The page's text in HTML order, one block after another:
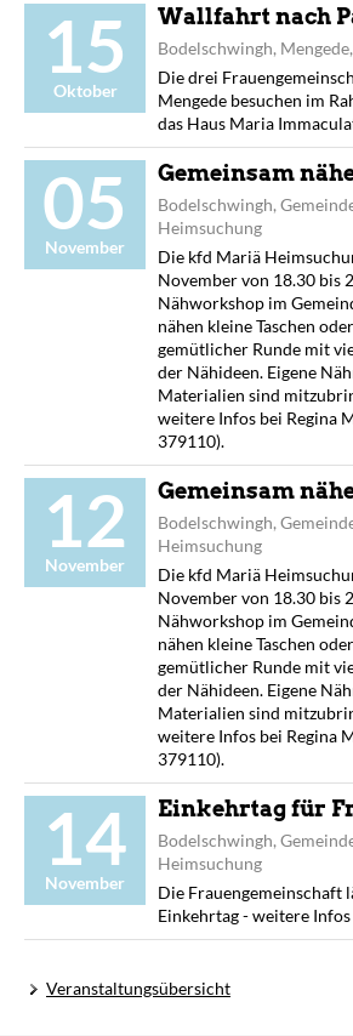
15
Oktober
Wallfahrt nach
Bodelschwingh,
Die drei
Mengede besuchen im
das Haus Maria
05
November
Gemeinsam
Bodelschwingh,
Heimsuchung
Die kfd Mariä
November von 18.30 bis
Nähworkshop im
nähen kleine Taschen
gemütlicher Runde mit
der Nähideen. Eigene
Materialien sind
weitere Infos bei Regina
379110).
12
November
Gemeinsam
Bodelschwingh,
Heimsuchung
Die kfd Mariä
November von 18.30 bis
Nähworkshop im
nähen kleine Taschen
gemütlicher Runde mit
der Nähideen. Eigene
Materialien sind
weitere Infos bei Regina
379110).
14
November
Einkehrtag für
Bodelschwingh,
Heimsuchung
Die Frauengemeinschaft
Einkehrtag - weitere
Veranstaltungsübersicht